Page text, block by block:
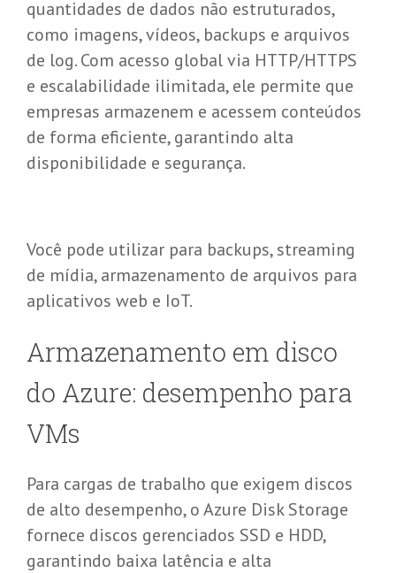
quantidades de dados não estruturados,
como imagens, vídeos, backups e arquivos
de log. Com acesso global via HTTP/HTTPS
e escalabilidade ilimitada, ele permite que
empresas armazenem e acessem conteúdos
de forma eficiente, garantindo alta
disponibilidade e segurança.
Você pode utilizar para backups, streaming
de mídia, armazenamento de arquivos para
aplicativos web e IoT.
Armazenamento em disco
do Azure: desempenho para
VMs
Para cargas de trabalho que exigem discos
de alto desempenho, o Azure Disk Storage
fornece discos gerenciados SSD e HDD,
garantindo baixa latência e alta